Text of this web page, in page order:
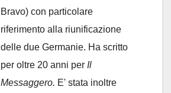
Bravo) con particolare
riferimento alla riunificazione
delle due Germanie. Ha scritto
per oltre 20 anni per Il
Messaggero. E' stata inoltre